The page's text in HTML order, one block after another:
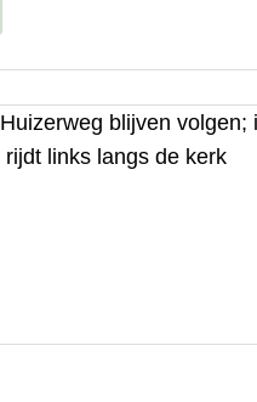
blijven volgen;
links langs de kerk